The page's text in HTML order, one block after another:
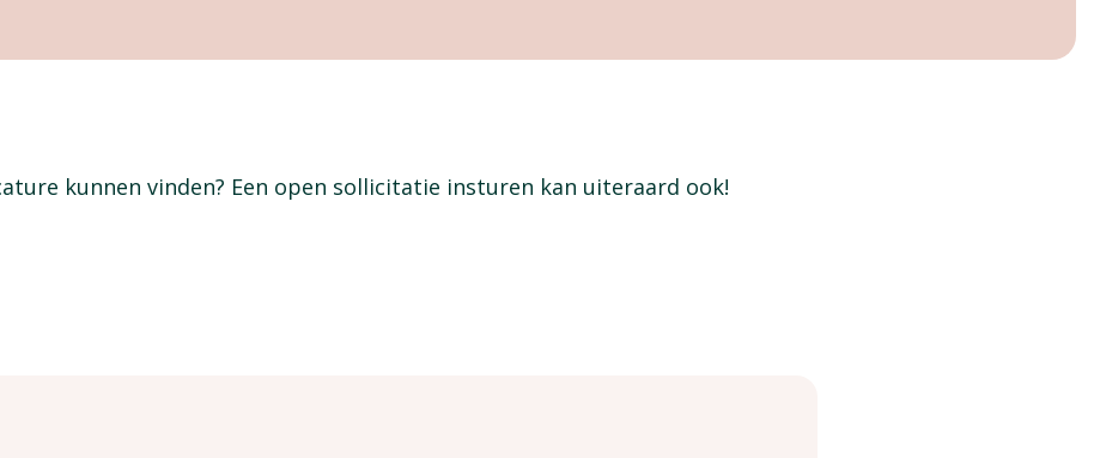
kunnen vinden? Een open sollicitatie insturen kan uiteraard ook!